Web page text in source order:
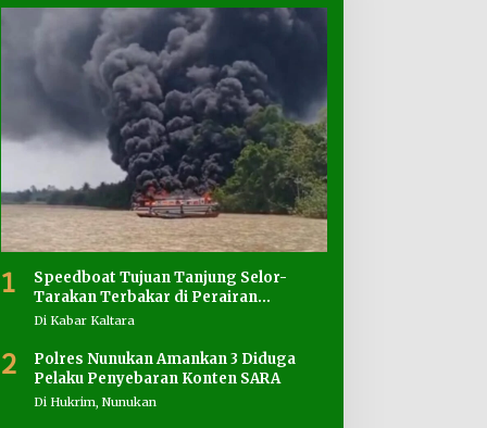
1
Speedboat Tujuan Tanjung Selor-
Tarakan Terbakar di Perairan
Salimbatu
Di Kabar Kaltara
2
Polres Nunukan Amankan 3 Diduga
Pelaku Penyebaran Konten SARA
Di Hukrim, Nunukan